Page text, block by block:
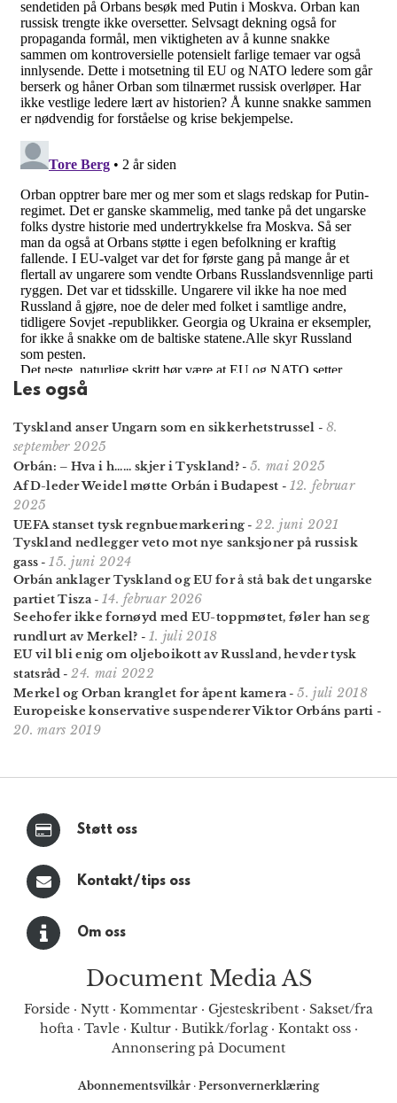
Les også
Tyskland anser Ungarn som en sikkerhets­trussel - 8.
september 2025
Orbán: – Hva i h...... skjer i Tyskland? - 5. mai 2025
AfD-leder Weidel møtte Orbán i Budapest - 12. februar
2025
UEFA stanset tysk regnbuemarkering -22. juni 2021
Tyskland nedlegger veto mot nye sanksjoner på russisk
gass -15. juni 2024
Orbán anklager Tyskland og EU for å stå bak det ungarske
partiet Tisza- 14. februar 2026
Seehofer ikke fornøyd med EU-toppmøtet, føler han seg
rundlurt av Merkel? - 1. juli 2018
EU vil bli enig om oljeboikott av Russland, hevder tysk
statsråd -24. mai 2022
Merkel og Orban kranglet for åpent kamera -5. juli 2018
Europeiske konservative suspenderer Viktor Orbáns parti -
20. mars 2019
Støtt oss
Kontakt/tips oss
Om oss
Document Media AS
Forside · Nytt · Kommentar · Gjesteskribent · Sakset/fra
hofta· Tavle· Kultur· Butikk/forlag· Kontakt oss·
Annonsering på Document
Abonnementsvilkår · Personvernerklæring